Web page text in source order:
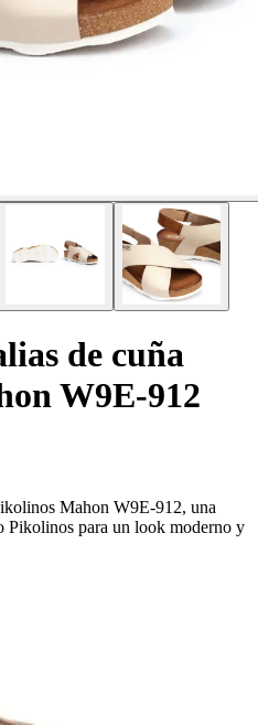
de cuña
W9E-912
Mahon W9E-912, una
Pikolinos para un look moderno y